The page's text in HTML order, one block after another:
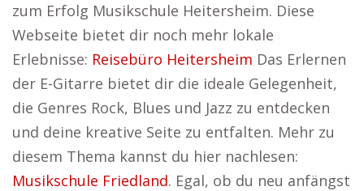
zum Erfolg Musikschule Heitersheim. Diese
Webseite bietet dir noch mehr lokale
Erlebnisse: Reisebüro Heitersheim Das Erlernen
der E-Gitarre bietet dir die ideale Gelegenheit,
die Genres Rock, Blues und Jazz zu entdecken
und deine kreative Seite zu entfalten. Mehr zu
diesem Thema kannst du hier nachlesen:
Musikschule Friedland. Egal, ob du neu anfängst